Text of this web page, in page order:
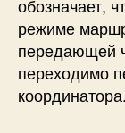
обозначает,
режиме
передающей
переходимо
координатора.